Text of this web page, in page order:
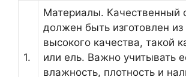
1.
Материалы. Качественный
должен быть изготовлен
высокого качества, такой
или ель. Важно учитывать
влажность, плотность и